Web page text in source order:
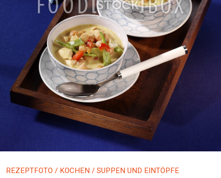
REZEPTFOTO / KOCHEN / SUPPEN UND EINTÖPFE